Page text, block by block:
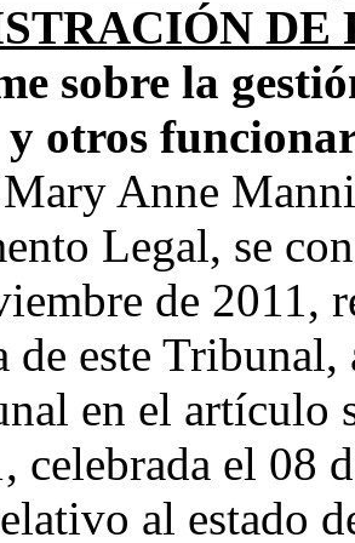
DE
sobre la
otros
Mary Anne
Legal, se
de 2011,
de este
en el artículo
celebrada el 08
al estado